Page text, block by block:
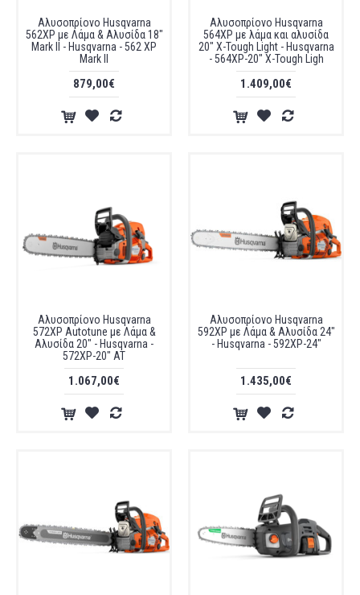
Αλυσοπρίονο Husqvarna
562XP με Λάμα & Αλυσίδα 18"
Mark II - Husqvarna - 562 XP
Mark II
879,00€
Αλυσοπρίονο Husqvarna
564XP με λάμα και αλυσίδα
20" X-Tough Light - Husqvarna
- 564XP-20" X-Tough Ligh
1.409,00€
Αλυσοπρίονο Husqvarna
572XP Autotune με Λάμα &
Αλυσίδα 20" - Husqvarna -
572XP-20" AT
1.067,00€
Αλυσοπρίονο Husqvarna
592XP με Λάμα & Αλυσίδα 24"
- Husqvarna - 592XP-24"
1.435,00€